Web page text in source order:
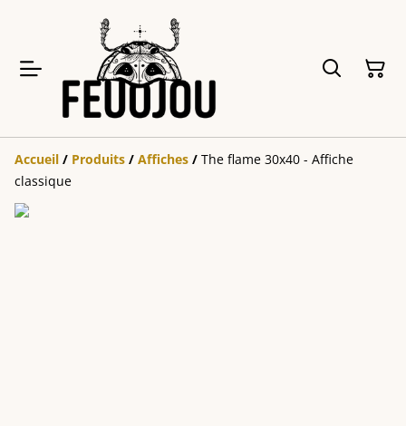
Accueil / Produits / Affiches / The flame 30x40 - Affiche
classique